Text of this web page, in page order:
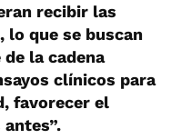
recibir las
lo que se buscan
la cadena
clínicos para
favorecer el